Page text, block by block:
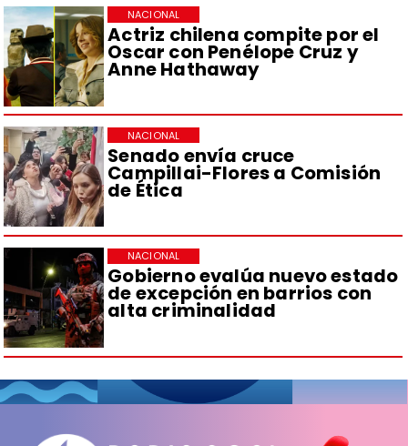
Actriz chilena compite por el
Oscar con Penélope Cruz y
Anne Hathaway
NACIONAL
Senado envía cruce
Campillai-Flores a Comisión
de Ética
NACIONAL
Gobierno evalúa nuevo estado
de excepción en barrios con
alta criminalidad
NACIONAL